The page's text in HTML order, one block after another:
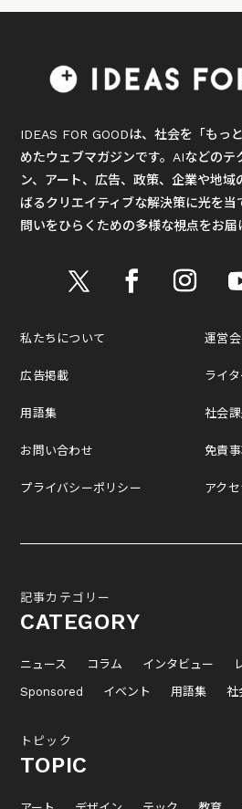
IDEAS FOR GOODは、社会を「もっ
めたウェブマガジンです。AIなどのテ
ン、アート、広告、政策、企業や地域
ばるクリエイティブな解決策に光を
問いをひらくための多様な視点をお届
私たちについて
広告掲載
用語集
お問い合わせ
プライバシーポリシー
運営
ライ
社会
免責
アク
記事カテゴリー
CATEGORY
ニュース コラム インタビュー
Sponsored
イベント 用語集 社
トピック
TOPIC